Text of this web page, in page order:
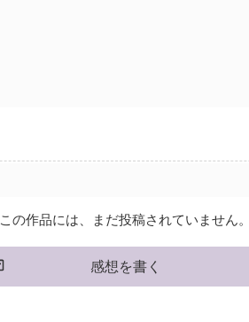
この作品には、まだ投稿されていません。
感想を書く